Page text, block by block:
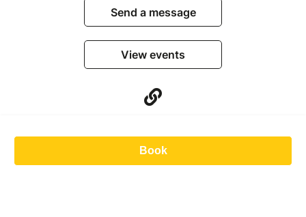
Send a message
View events
Book